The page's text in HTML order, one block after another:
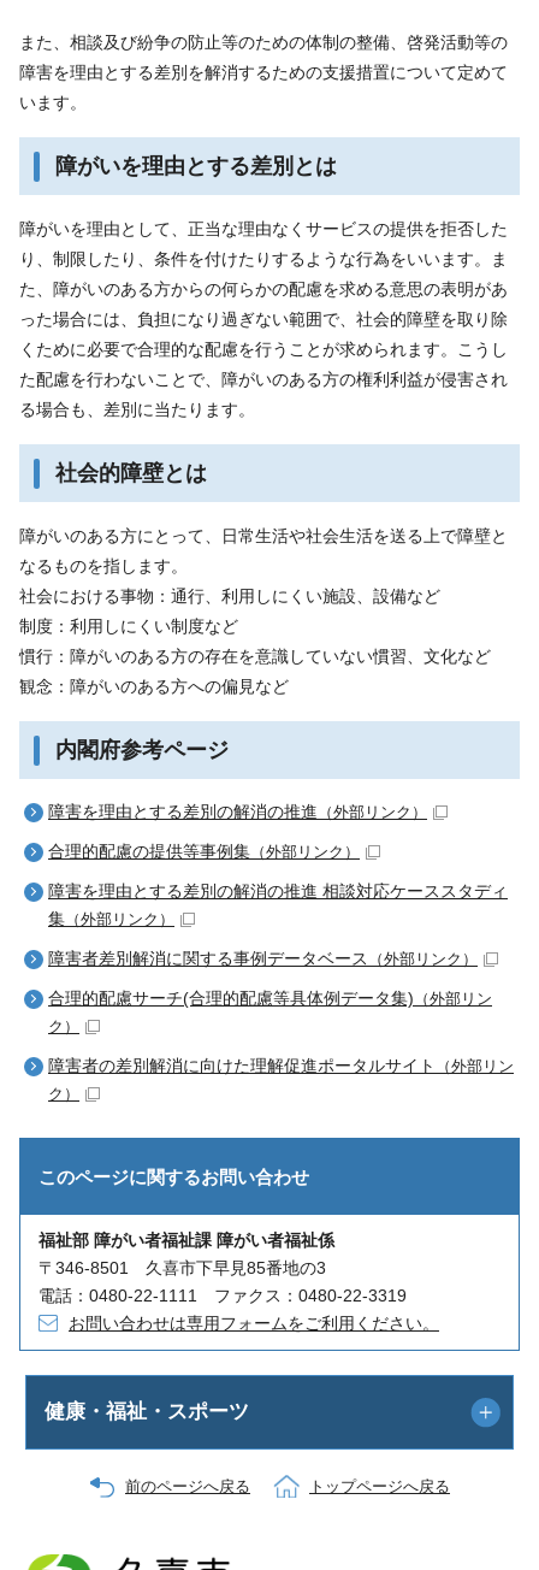
また、相談及び紛争の防止等のための体制の整備、啓発活動等の
障害を理由とする差別を解消するための支援措置について定めて
います。
障がいを理由とする差別とは
障がいを理由として、正当な理由なくサービスの提供を拒否した
り、制限したり、条件を付けたりするような行為をいいます。ま
た、障がいのある方からの何らかの配慮を求める意思の表明があ
った場合には、負担になり過ぎない範囲で、社会的障壁を取り除
くために必要で合理的な配慮を行うことが求められます。こうし
た配慮を行わないことで、障がいのある方の権利利益が侵害され
る場合も、差別に当たります。
社会的障壁とは
障がいのある方にとって、日常生活や社会生活を送る上で障壁と
なるものを指します。
社会における事物：通行、利用しにくい施設、設備など
制度：利用しにくい制度など
慣行：障がいのある方の存在を意識していない慣習、文化など
観念：障がいのある方への偏見など
内閣府参考ページ
障害を理由とする差別の解消の推進 （外部リンク）
合理的配慮の提供等事例集 （外部リンク）
障害を理由とする差別の解消の推進 相談対応ケーススタディ
集 （外部リンク）
障害者差別解消に関する事例データベース （外部リンク）
合理的配慮サーチ(合理的配慮等具体例データ集) （外部リン
ク）
障害者の差別解消に向けた理解促進ポータルサイト
（外部リン
ク）
このページに関するお問い合わせ
福祉部 障がい者福祉課 障がい者福祉係
〒346-8501 久喜市下早見85番地の3
電話：0480-22-1111 ファクス：0480-22-3319
お問い合わせは専用フォームをご利用ください。
健康・福祉・スポーツ
前のページへ戻る トップページへ戻る